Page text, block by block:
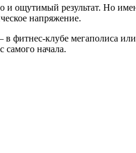
ощутимый результат. Но
напряжение.
фитнес-клубе мегаполиса
начала.